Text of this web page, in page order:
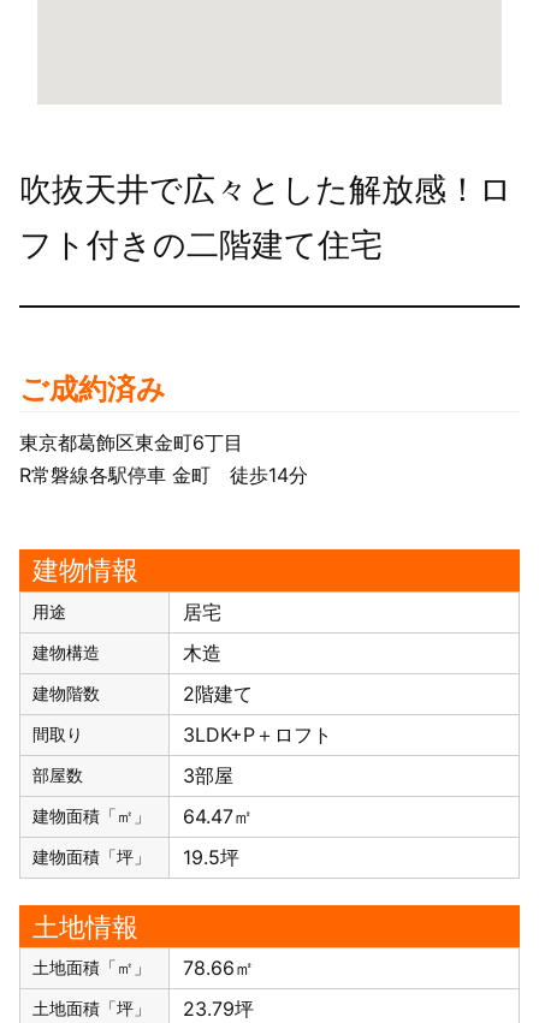
吹抜天井で広々とした解放感！ロ
フト付きの二階建て住宅
ご成約済み
東京都葛飾区東金町6丁目
R常磐線各駅停車 金町 徒歩14分
建物情報
用途 居宅
建物構造 木造
建物階数 2階建て
間取り 3LDK+P＋ロフト
部屋数 3部屋
建物面積「㎡」 64.47㎡
建物面積「坪」 19.5坪
土地情報
土地面積「㎡」 78.66㎡
土地面積「坪」 23.79坪